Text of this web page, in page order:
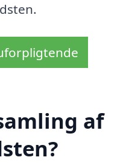
af